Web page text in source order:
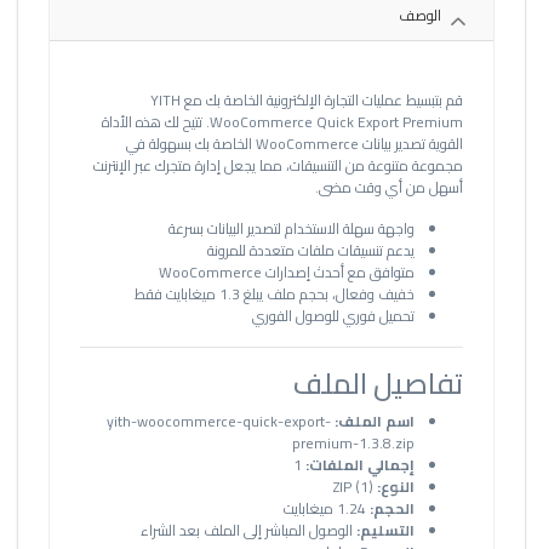
الوصف
قم بتبسيط عمليات التجارة الإلكترونية الخاصة بك مع YITH
WooCommerce Quick Export Premium. تتيح لك هذه الأداة
القوية تصدير بيانات WooCommerce الخاصة بك بسهولة في
مجموعة متنوعة من التنسيقات، مما يجعل إدارة متجرك عبر الإنترنت
أسهل من أي وقت مضى.
واجهة سهلة الاستخدام لتصدير البيانات بسرعة
يدعم تنسيقات ملفات متعددة للمرونة
متوافق مع أحدث إصدارات WooCommerce
خفيف وفعال، بحجم ملف يبلغ 1.3 ميغابايت فقط
تحميل فوري للوصول الفوري
تفاصيل الملف
اسم الملف:yith-woocommerce-quick-export-
premium-1.3.8.zip
إجمالي الملفات:
النوع:ZIP (1)
الحجم:
التسليم: الوصول المباشر إلى الملف بعد الشراء